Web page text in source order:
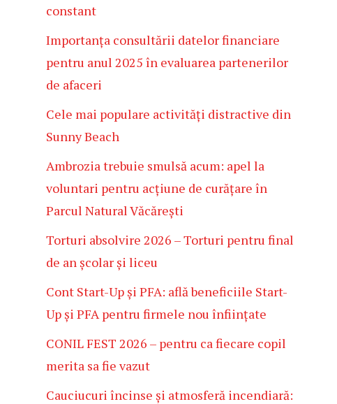
constant
Importanța consultării datelor financiare
pentru anul 2025 în evaluarea partenerilor
de afaceri
Cele mai populare activități distractive din
Sunny Beach
Ambrozia trebuie smulsă acum: apel la
voluntari pentru acțiune de curățare în
Parcul Natural Văcărești
Torturi absolvire 2026 – Torturi pentru final
de an școlar și liceu
Cont Start-Up și PFA: află beneficiile Start-
Up și PFA pentru firmele nou înființate
CONIL FEST 2026 – pentru ca fiecare copil
merita sa fie vazut
Cauciucuri încinse și atmosferă incendiară: